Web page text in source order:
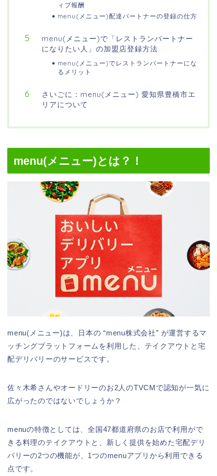
ィブ報酬
menu(メニュー)配達パートナーの登録の仕方
menu(メニュー)で「レストランパートナー
になりたい人」の加盟店登録方法
menu(メニュー)でレストランパートナーにな
るメリット
さいごに：menu(メニュー) 愛知県豊橋市エ
リアについて
menu(メニュー)とは？！
menu(メニュー)は、日本の “menu株式会社” が運営するマ
ッチングプラットフォームを利用した、テイクアウトと宅
配デリバリーのサービスです。
佐々木希さんやオードリーのお2人のTVCMで認知が一気に
広がったのではないでしょうか？
menuの特徴としては、全国47都道府県のお店で利用がで
きる料理のテイクアウトと、新しく提供を始めた宅配デリ
バリーの2つの機能が、1つのmenuアプリから利用できる
点です。